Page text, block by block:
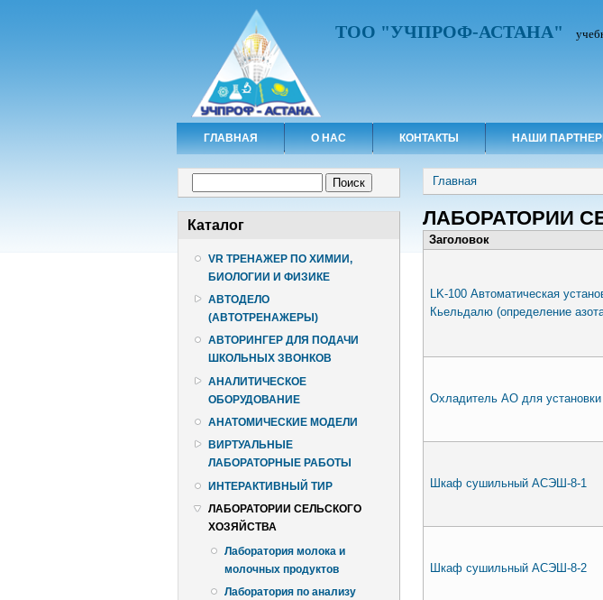
ТОО "УЧПРОФ-АСТАНА"
ГЛАВНАЯ О НАС КОНТАКТЫ НАШИ
Каталог
VR ТРЕНАЖЕР ПО ХИМИИ,
БИОЛОГИИ И ФИЗИКЕ
АВТОДЕЛО
(АВТОТРЕНАЖЕРЫ)
АВТОРИНГЕР ДЛЯ ПОДАЧИ
ШКОЛЬНЫХ ЗВОНКОВ
АНАЛИТИЧЕСКОЕ
ОБОРУДОВАНИЕ
АНАТОМИЧЕСКИЕ МОДЕЛИ
ВИРТУАЛЬНЫЕ
ЛАБОРАТОРНЫЕ РАБОТЫ
ИНТЕРАКТИВНЫЙ ТИР
ЛАБОРАТОРИИ СЕЛЬСКОГО
ХОЗЯЙСТВА
Лаборатория молока и
молочных продуктов
Лаборатория по анализу
Вы здесь
Главная
ЛАБОРАТОРИИ
Заголовок
LK-100 Автоматическая
Кьельдалю (определение
Охладитель АО для
Шкаф сушильный АСЭШ-8-1
Шкаф сушильный АСЭШ-8-2